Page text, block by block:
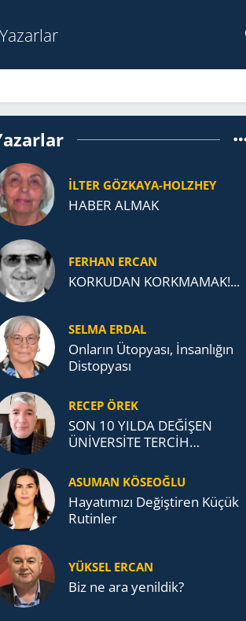
Yazarlar
İLTER GÖZKAYA-HOLZHEY
HABER ALMAK
FERHAN ERCAN
KORKUDAN KORKMAMAK!...
SELMA ERDAL
Onların Ütopyası, İnsanlığın
Distopyası
RECEP ÖREK
SON 10 YILDA DEĞİŞEN
ÜNİVERSİTE TERCİH
ASUMAN KÖSEOĞLU
Ha­ya­tı­mı­zı De­ğiş­ti­ren Küçük
Ru­tin­ler
YÜKSEL ERCAN
Biz ne ara yenildik?